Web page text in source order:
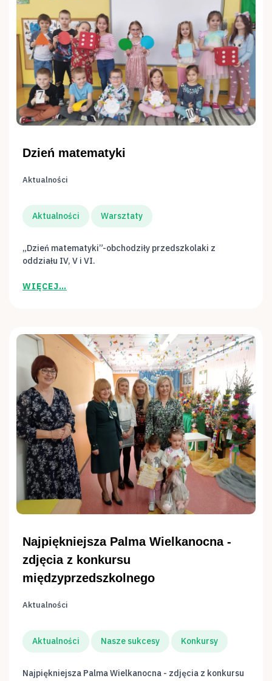
Dzień matematyki
Aktualności
Aktualności Warsztaty
„Dzień matematyki”-obchodziły przedszkolaki z
oddziału IV, V i VI.
WIĘCEJ…
Najpiękniejsza Palma Wielkanocna -
zdjęcia z konkursu
międzyprzedszkolnego
Aktualności
Aktualności Nasze sukcesy Konkursy
Najpiękniejsza Palma Wielkanocna - zdjęcia z konkursu